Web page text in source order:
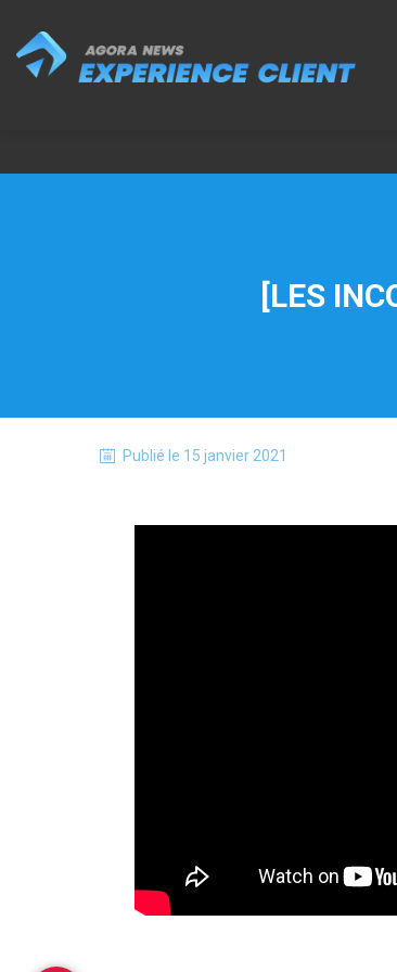
[LES
Publié le 15 janvier 2021